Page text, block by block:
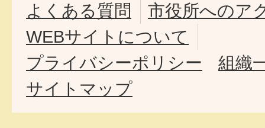
よくある質問
市役所へのア
WEBサイトについて
プライバシーポリシー
組織
サイトマップ